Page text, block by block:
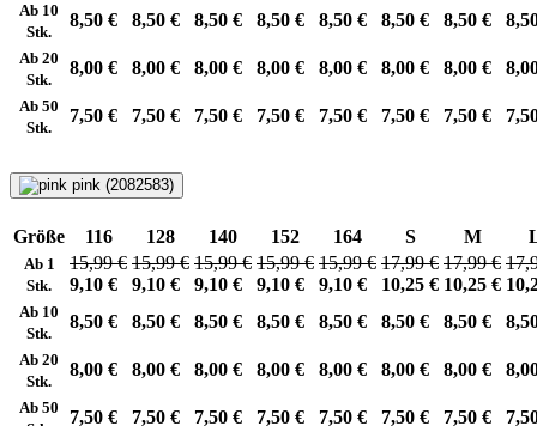
Ab 10
Stk.
8,50 € 8,50 € 8,50 € 8,50 € 8,50 € 8,50 € 8,50 €
Ab 20
Stk.
8,00 € 8,00 € 8,00 € 8,00 € 8,00 € 8,00 € 8,00 €
Ab 50
Stk.
7,50 € 7,50 € 7,50 € 7,50 € 7,50 € 7,50 € 7,50 €
pink (2082583)
Größe 116 128 140 152 164 S M
Ab 1
Stk.
15,99 €
9,10 €
15,99 €
9,10 €
15,99 €
9,10 €
15,99 €
9,10 €
15,99 €
9,10 €
17,99 €
10,25 €
17,99 €
10,25 €
Ab 10
Stk.
8,50 € 8,50 € 8,50 € 8,50 € 8,50 € 8,50 € 8,50 €
Ab 20
Stk.
8,00 € 8,00 € 8,00 € 8,00 € 8,00 € 8,00 € 8,00 €
Ab 50
7,50 € 7,50 € 7,50 € 7,50 € 7,50 € 7,50 € 7,50 €